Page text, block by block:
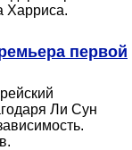
Харриса.
первой
Ли Сун